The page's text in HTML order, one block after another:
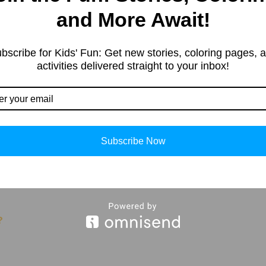
Kids’ products,
more.
and More Await!
for Kids' Fun: Get new stories, coloring pages,
activities delivered straight to your inbox!
Subscribe Now